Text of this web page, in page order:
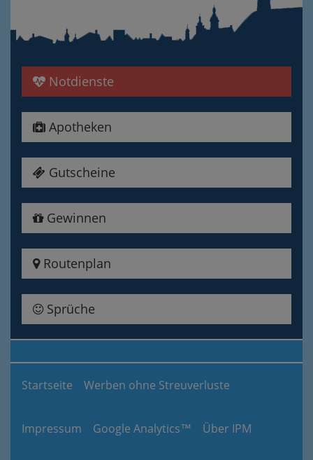
Notdienste
Apotheken
Gutscheine
Gewinnen
Routenplan
Sprüche
Startseite Werben ohne Streuverluste
Impressum Google Analytics™ Über IPM